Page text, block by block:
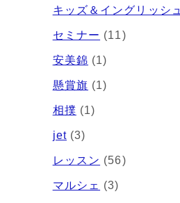
キッズ＆イングリッシュ
セミナー (11)
安美錦 (1)
懸賞旗 (1)
相撲 (1)
jet (3)
レッスン (56)
マルシェ (3)